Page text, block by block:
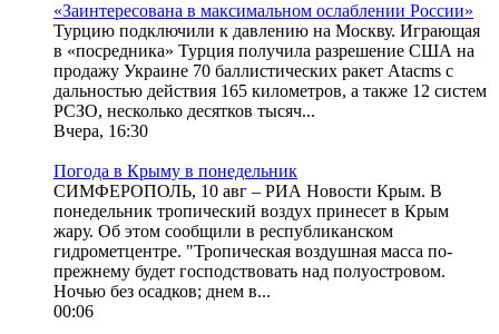
«Заинтересована в максимальном ослаблении России»
Турцию подключили к давлению на Москву. Играющая
в «посредника» Турция получила разрешение США на
продажу Украине 70 баллистических ракет Atacms с
дальностью действия 165 километров, а также 12 систем
РСЗО, несколько десятков тысяч...
Вчера, 16:30
Погода в Крыму в понедельник
СИМФЕРОПОЛЬ, 10 авг – РИА Новости Крым. В
понедельник тропический воздух принесет в Крым
жару. Об этом сообщили в республиканском
гидрометцентре. "Тропическая воздушная масса по-
прежнему будет господствовать над полуостровом.
Ночью без осадков; днем в...
00:06